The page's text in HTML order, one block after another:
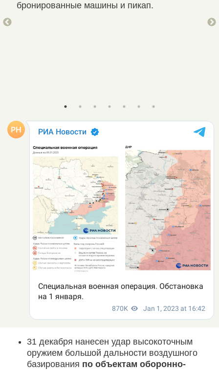
бронированные машины и пикап.
31 декабря нанесен удар высокоточным
оружием большой дальности воздушного
базирования по объектам оборонно-